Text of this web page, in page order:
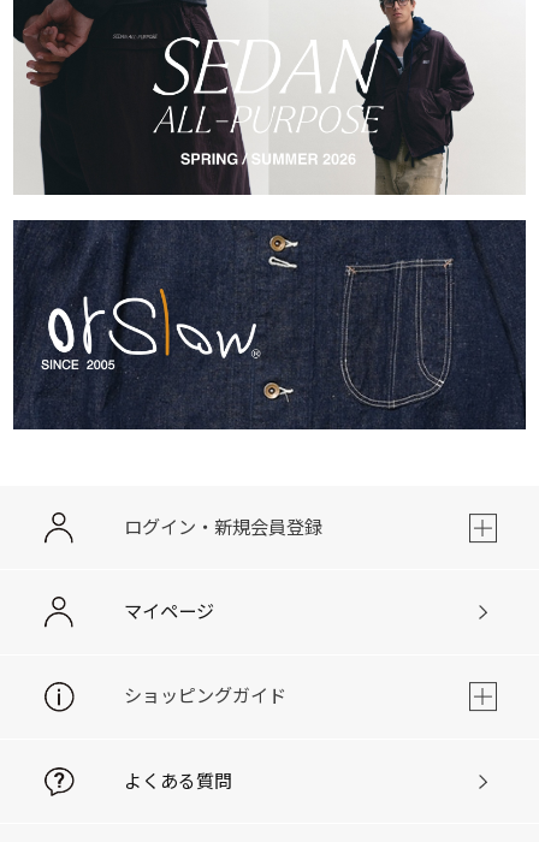
ログイン・新規会員登録
マイページ
ショッピングガイド
よくある質問